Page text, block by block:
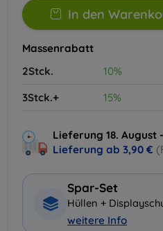
In den
Massenrabatt
2Stck.
10%
3Stck.+
15%
Lieferung 18. August
Lieferung ab 3,90 €
Spar-Set
Hüllen +
weitere Info